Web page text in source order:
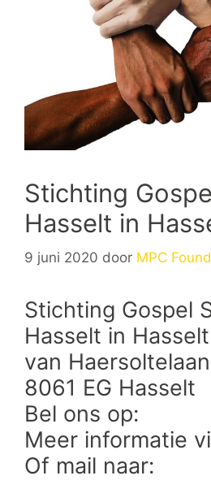
Stichting
Hasselt in
9 juni 2020 door MPC
Stichting Gospel
Hasselt in Hasselt
van
8061 EG Hasselt
Bel ons op:
Meer informatie
Of mail naar: